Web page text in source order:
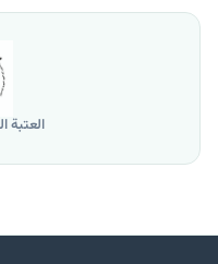
العتبة